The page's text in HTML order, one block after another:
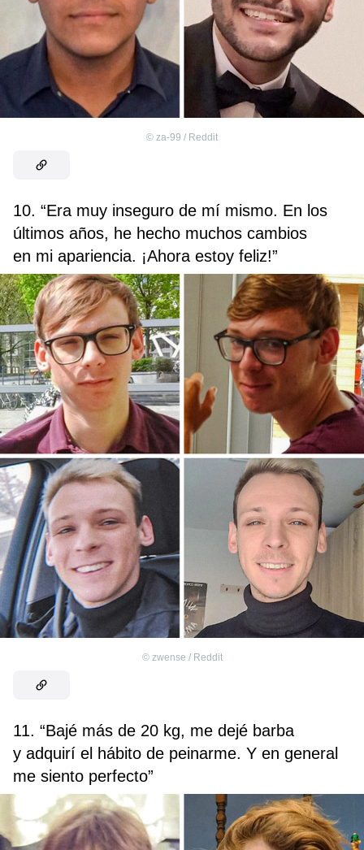
© za-99 / Reddit
10. “Era muy inseguro de mí mismo. En los
últimos años, he hecho muchos cambios
en mi apariencia. ¡Ahora estoy feliz!”
© zwense / Reddit
11. “Bajé más de 20 kg, me dejé barba
y adquirí el hábito de peinarme. Y en general
me siento perfecto”